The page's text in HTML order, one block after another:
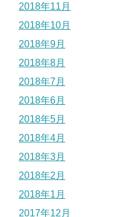
2018年11月
2018年10月
2018年9月
2018年8月
2018年7月
2018年6月
2018年5月
2018年4月
2018年3月
2018年2月
2018年1月
2017年12月